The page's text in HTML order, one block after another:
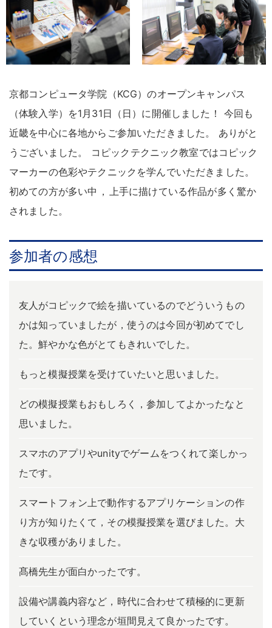
京都コンピュータ学院（KCG）のオープンキャンパス
（体験入学）を1月31日（日）に開催しました ！
今回も
近畿を中心に各地からご参加いただきました 。
ありがと
うございました 。
コピックテクニック教室ではコピック
マーカーの色彩やテクニックを学んでいただきました 。
初めての方が多い中 ，
上手に描けている作品が多く驚か
されました 。
参加者の感想
友人がコピックで絵を描いているのでどういうもの
かは知っていましたが，使うのは今回が初めてでし
た。鮮やかな色がとてもきれいでした。
もっと模擬授業を受けていたいと思いました。
どの模擬授業もおもしろく，参加してよかったなと
思いました。
スマホのアプリやunityでゲームをつくれて楽しかっ
たです。
スマートフォン上で動作するアプリケーションの作
り方が知りたくて，その模擬授業を選びました。大
きな収穫がありました。
髙橋先生が面白かったです。
設備や講義内容など，時代に合わせて積極的に更新
していくという理念が垣間見えて良かったです。